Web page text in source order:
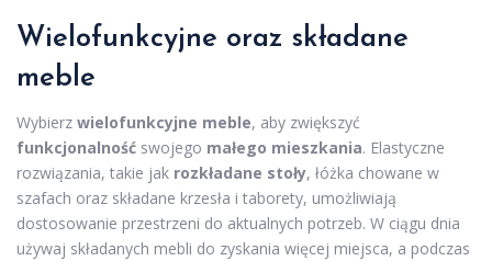
Wielofunkcyjne oraz składane
meble
Wybierz wielofunkcyjne meble, aby zwiększyć
funkcjonalność swojego małego mieszkania. Elastyczne
rozwiązania, takie jak rozkładane stoły, łóżka chowane w
szafach oraz składane krzesła i taborety, umożliwiają
dostosowanie przestrzeni do aktualnych potrzeb. W ciągu dnia
używaj składanych mebli do zyskania więcej miejsca, a podczas